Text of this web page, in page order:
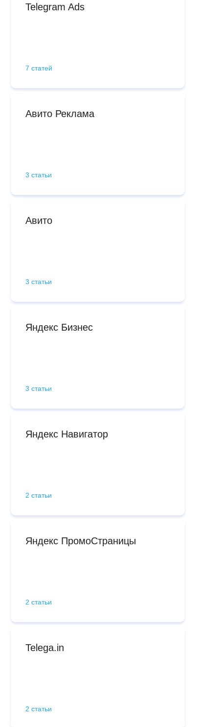
Telegram Ads
7 статей
Авито Реклама
3 статьи
Авито
3 статьи
Яндекс Бизнес
3 статьи
Яндекс Навигатор
2 статьи
Яндекс ПромоСтраницы
2 статьи
Telega.in
2 статьи